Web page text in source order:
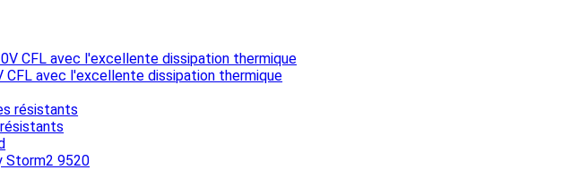
CFL avec l'excellente dissipation thermique